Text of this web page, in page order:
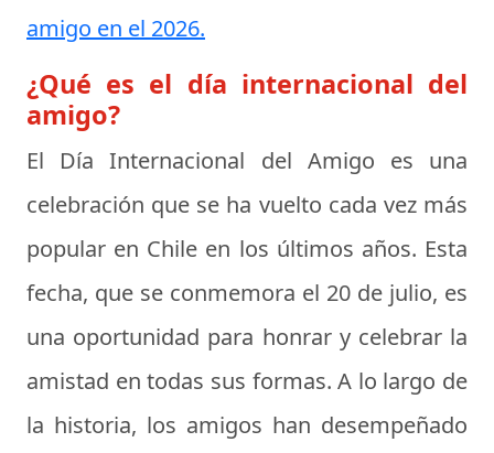
amigo en el 2026.
¿Qué es el día internacional del
amigo?
El Día Internacional del Amigo es una
celebración que se ha vuelto cada vez más
popular en Chile en los últimos años. Esta
fecha, que se conmemora el 20 de julio, es
una oportunidad para honrar y celebrar la
amistad en todas sus formas. A lo largo de
la historia, los amigos han desempeñado